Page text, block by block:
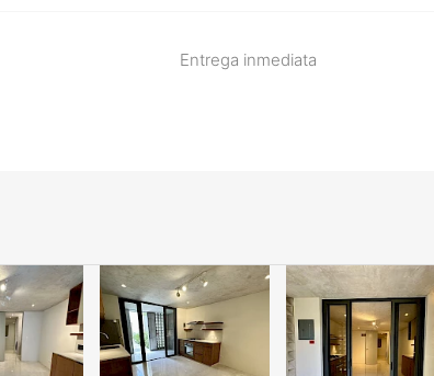
Entrega inmediata